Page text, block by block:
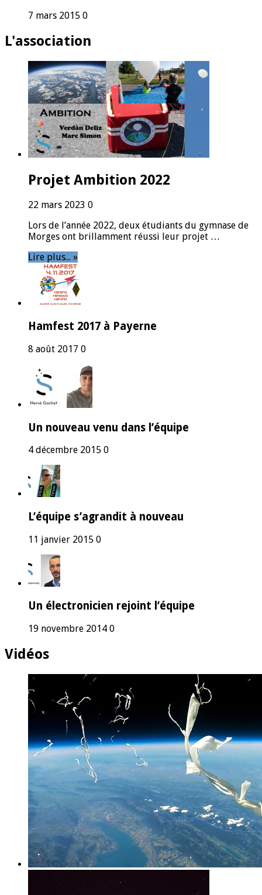
7 mars 2015 0
L'association
Projet Ambition 2022
22 mars 2023 0
Lors de l’année 2022, deux étudiants du gymnase de
Morges ont brillamment réussi leur projet …
Lire plus... »
Hamfest 2017 à Payerne
8 août 2017 0
Un nouveau venu dans l’équipe
4 décembre 2015 0
L’équipe s’agrandit à nouveau
11 janvier 2015 0
Un électronicien rejoint l’équipe
19 novembre 2014 0
Vidéos